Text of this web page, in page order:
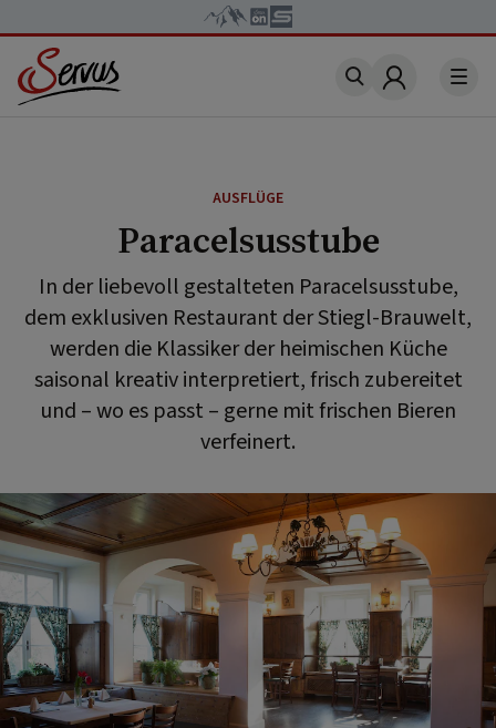
Account
AUSFLÜGE
Paracelsusstube
In der liebevoll gestalteten Paracelsusstube,
dem exklusiven Restaurant der Stiegl-Brauwelt,
werden die Klassiker der heimischen Küche
saisonal kreativ interpretiert, frisch zubereitet
und – wo es passt – gerne mit frischen Bieren
verfeinert.